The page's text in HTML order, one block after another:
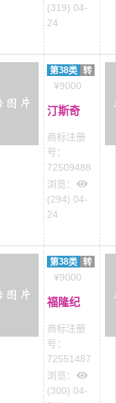
(319) 04-
24
第38类 转
¥9000
汀斯奇
商标注册
号：
72509488
浏览：
(294) 04-
24
第38类 转
¥9000
福隆纪
商标注册
号：
72551487
浏览：
(300) 04-